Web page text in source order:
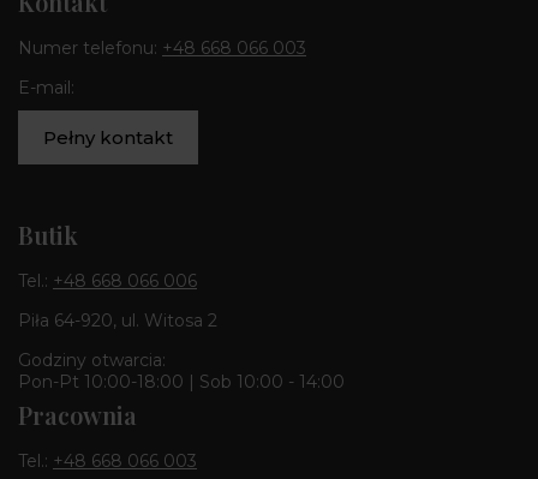
Numer telefonu: +48 668 066 003
E-mail:
Pełny kontakt
Butik
Tel.: +48 668 066 006
Piła 64-920, ul. Witosa 2
Godziny otwarcia:
Pon-Pt 10:00-18:00 | Sob 10:00 - 14:00
Pracownia
Tel.: +48 668 066 003